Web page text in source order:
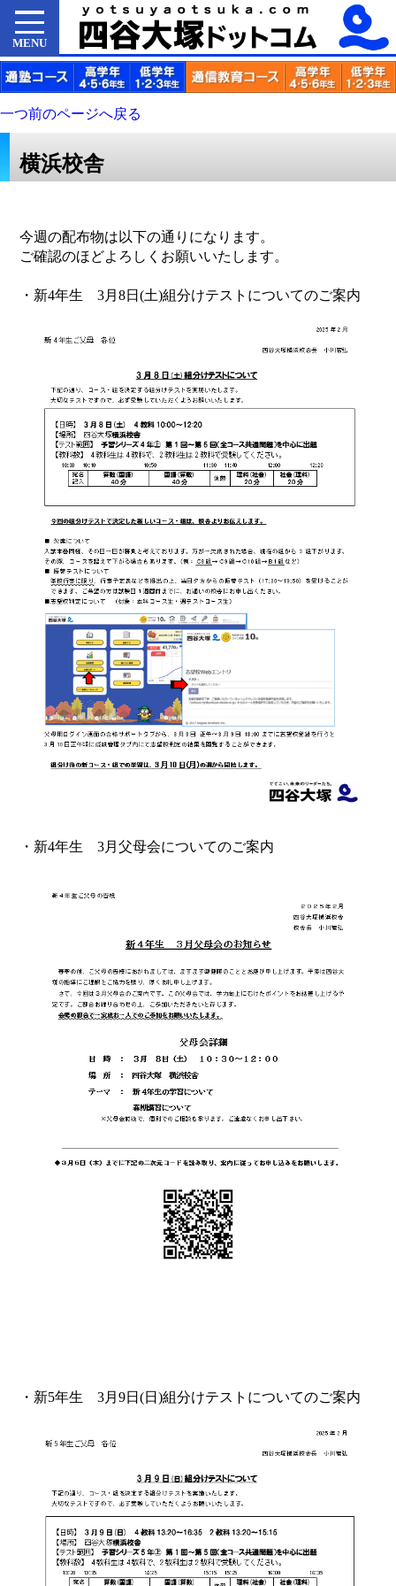
MENU
一つ前のページへ戻る
横浜校舎
今週の配布物は以下の通りになります。
ご確認のほどよろしくお願いいたします。
・新4年生 3月8日(土)組分けテストについてのご案内
・新4年生 3月父母会についてのご案内
・新5年生 3月9日(日)組分けテストについてのご案内